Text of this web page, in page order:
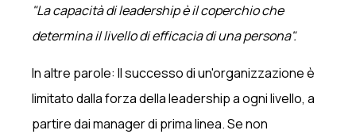
"La capacità di leadership è il coperchio che
determina il livello di efficacia di una persona".
In altre parole: Il successo di un'organizzazione è
limitato dalla forza della leadership a ogni livello, a
partire dai manager di prima linea. Se non